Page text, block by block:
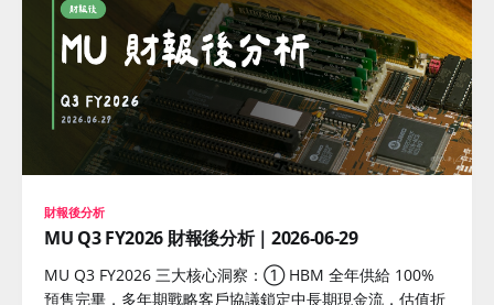
財報後分析
MU Q3 FY2026 財報後分析｜2026-06-29
MU Q3 FY2026 三大核心洞察：① HBM 全年供給 100%
預售完畢，多年期戰略客戶協議鎖定中長期現金流，估值折